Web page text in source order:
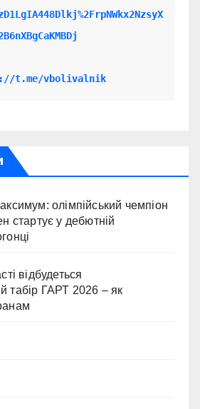
t.me/vbolivalnik
олімпійський чемпіон
стартує у дебютній
відбудеться
табір ГАРТ 2026 – як